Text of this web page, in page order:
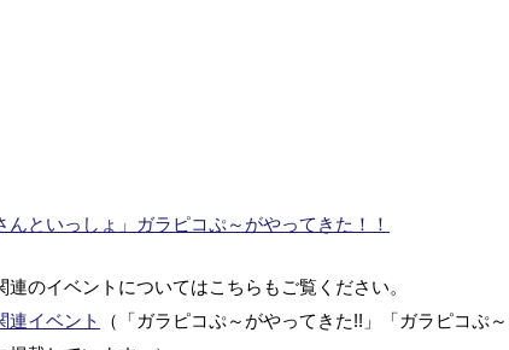
といっしょ」ガラピコぷ～がやってきた！！
のイベントについてはこちらもご覧ください。
連イベント
（「ガラピコぷ～がやってきた!!」「ガラピコぷ～